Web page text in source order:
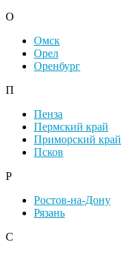
О
Омск
Орел
Оренбург
П
Пенза
Пермский край
Приморский край
Псков
Р
Ростов-на-Дону
Рязань
С